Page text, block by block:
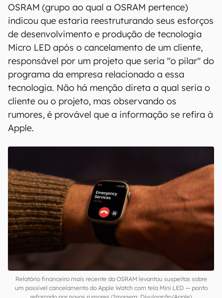
OSRAM (grupo ao qual a OSRAM pertence)
indicou que estaria reestruturando seus esforços
de desenvolvimento e produção de tecnologia
Micro LED após o cancelamento de um cliente,
responsável por um projeto que seria "o pilar" do
programa da empresa relacionado a essa
tecnologia. Não há menção direta a qual seria o
cliente ou o projeto, mas observando os
rumores, é provável que a informação se refira à
Apple.
Relatório financeiro mais recente da OSRAM levantou suspeitas sobre
um possível cancelamento do Apple Watch com tela Mini LED — ponto